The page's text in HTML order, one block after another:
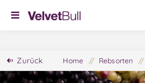
Zurück Home / Rebsorten /